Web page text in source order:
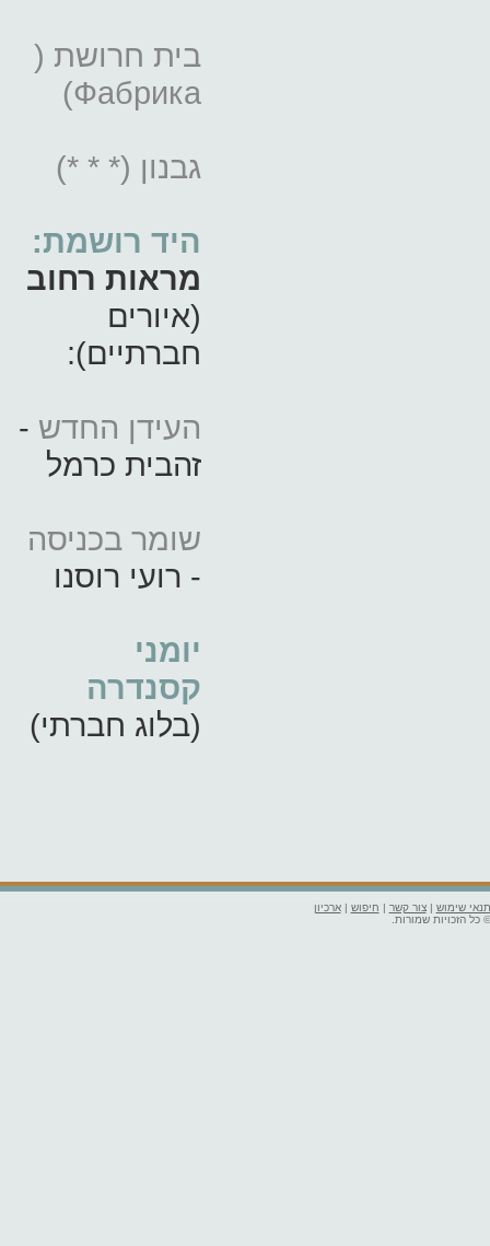
בית חרושת (
Фабрика)
גבנון (* * *)
היד רושמת:
מראות רחוב
(איורים
חברתיים):
העידן החדש -
זהבית כרמל
שומר בכניסה
- רועי רוסנו
יומני
קסנדרה
(בלוג חברתי)
תנאי שימוש |צור קשר | חיפוש |ארכיון